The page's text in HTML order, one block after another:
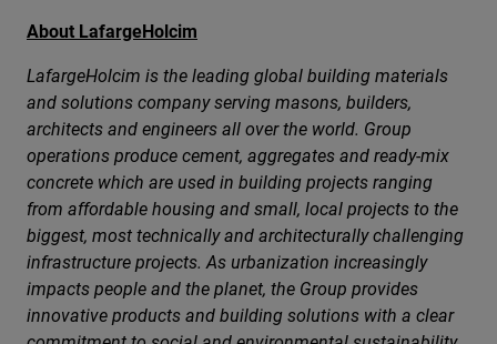
About LafargeHolcim
LafargeHolcim is the leading global building materials
and solutions company serving masons, builders,
architects and engineers all over the world. Group
operations produce cement, aggregates and ready-mix
concrete which are used in building projects ranging
from affordable housing and small, local projects to the
biggest, most technically and architecturally challenging
infrastructure projects. As urbanization increasingly
impacts people and the planet, the Group provides
innovative products and building solutions with a clear